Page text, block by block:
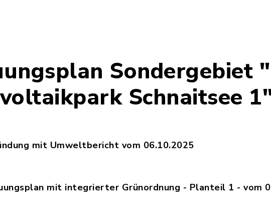
Sondergebiet
Schnaitsee
mit Umweltbericht vom 06.10.2025
mit integrierter Grünordnung - Planteil 1 - vom